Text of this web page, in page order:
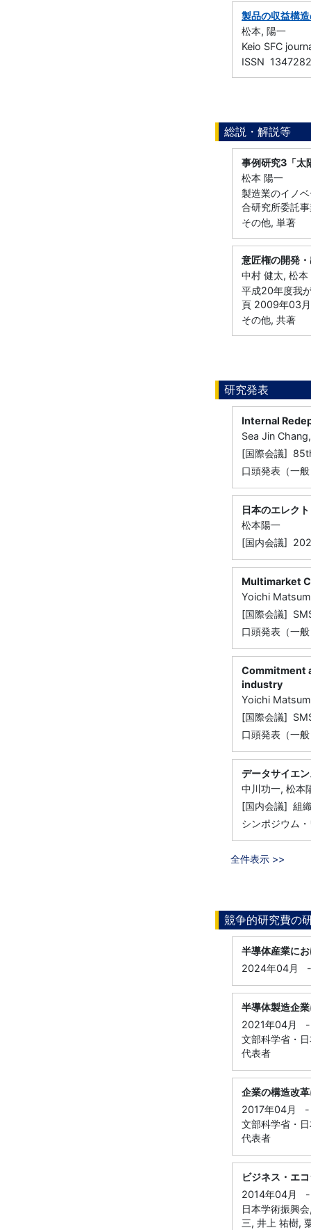
製品の収益構
松本, 陽一
Keio SFC
ISSN
総説・解説等
事例研究3「太
松本 陽一
製造業のイノ
合研究所委託
その他, 単著
意匠権の開発
中村 健太, 松本
平成20年度我
頁 2009年03月
その他, 共著
研究発表
Internal
Sea Jin
[国際会議]
口頭発表（一
日本のエレク
松本陽一
[国内会議]
Multimarket
Yoichi
[国際会議]
口頭発表（一
Commitment
industry
Yoichi
[国際会議]
口頭発表（一
データサイエ
中川功一, 松本
[国内会議] 組
シンポジウム
全件表示 >>
競争的研究費の
半導体産業に
2024年04月
-
半導体製造企
2021年04月
-
文部科学省・
代表者
企業の構造改
2017年04月
-
文部科学省・
代表者
ビジネス・エ
2014年04月
-
日本学術振興
三, 井上 祐樹,